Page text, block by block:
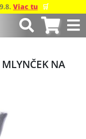
Viac tu 🛒
NA